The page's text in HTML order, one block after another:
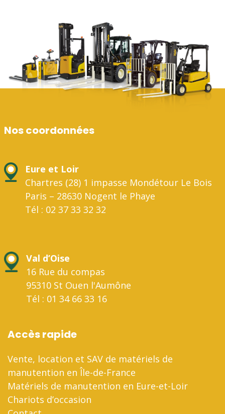
Nos coordonnées
Eure et Loir
Chartres (28) 1 impasse Mondétour Le Bois
Paris – 28630 Nogent le Phaye
Tél : 02 37 33 32 32
Val d’Oise
16 Rue du compas
95310 St Ouen l'Aumône
Tél : 01 34 66 33 16
Accès rapide
Vente, location et SAV de matériels de
manutention en Île-de-France
Matériels de manutention en Eure-et-Loir
Chariots d’occasion